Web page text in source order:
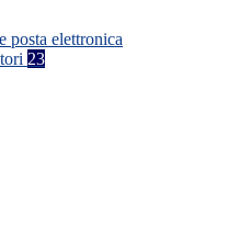
posta elettronica
23